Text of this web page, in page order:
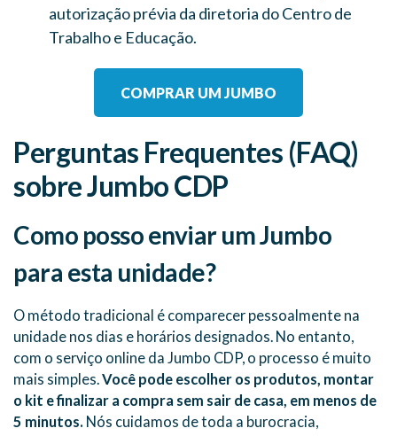
autorização prévia da diretoria do Centro de
Trabalho e Educação.
COMPRAR UM JUMBO
Perguntas Frequentes (FAQ)
sobre Jumbo CDP
Como posso enviar um Jumbo
para esta unidade?
O método tradicional é comparecer pessoalmente na
unidade nos dias e horários designados. No entanto,
com o serviço online da Jumbo CDP, o processo é muito
mais simples.Você pode escolher os produtos, montar
o kit e finalizar a compra sem sair de casa, em menos de
5 minutos. Nós cuidamos de toda a burocracia,